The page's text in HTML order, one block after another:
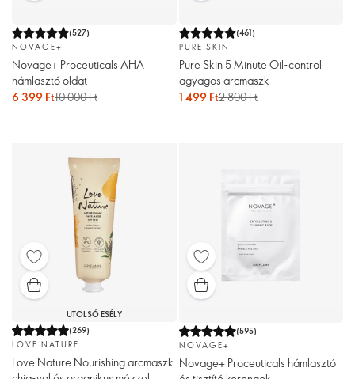
(527)
NOVAGE+
Novage+ Proceuticals AHA
hámlasztó oldat
6 399 Ft10 000 Ft
(461)
PURE SKIN
Pure Skin 5 Minute Oil-control
agyagos arcmaszk
1 499 Ft2 800 Ft
UTOLSÓ ESÉLY
(269)
LOVE NATURE
Love Nature Nourishing arcmaszk
(595)
NOVAGE+
Novage+ Proceuticals hámlasztó